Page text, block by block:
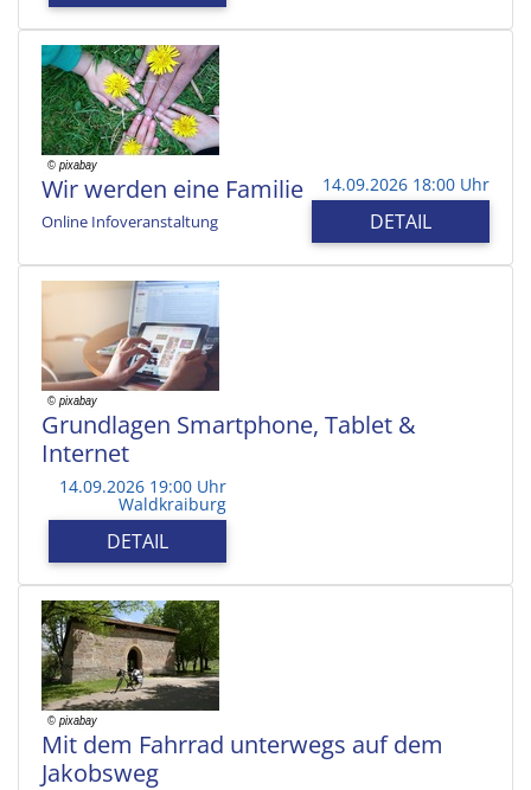
Wir werden eine Familie
Online Infoveranstaltung
14.09.2026 18:00 Uhr
DETAIL
Grundlagen Smartphone, Tablet &
Internet
14.09.2026 19:00 Uhr
Waldkraiburg
DETAIL
Mit dem Fahrrad unterwegs auf dem
Jakobsweg